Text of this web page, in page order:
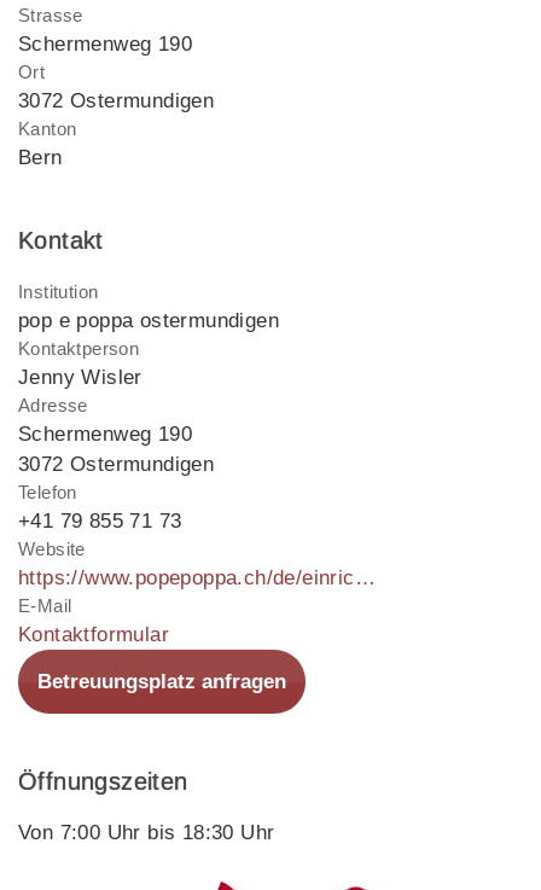
Strasse
Schermenweg 190
Ort
3072 Ostermundigen
Kanton
Bern
Kontakt
Institution
pop e poppa ostermundigen
Kontaktperson
Jenny Wisler
Adresse
Schermenweg 190
3072 Ostermundigen
Telefon
+41 79 855 71 73
Website
https://www.popepoppa.ch/de/einrichtungen/kita-in-ostermundigen
E-Mail
Kontaktformular
Betreuungsplatz anfragen
Öffnungszeiten
Von 7:00 Uhr bis 18:30 Uhr